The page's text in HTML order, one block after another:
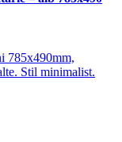
785x490mm,
Stil minimalist.